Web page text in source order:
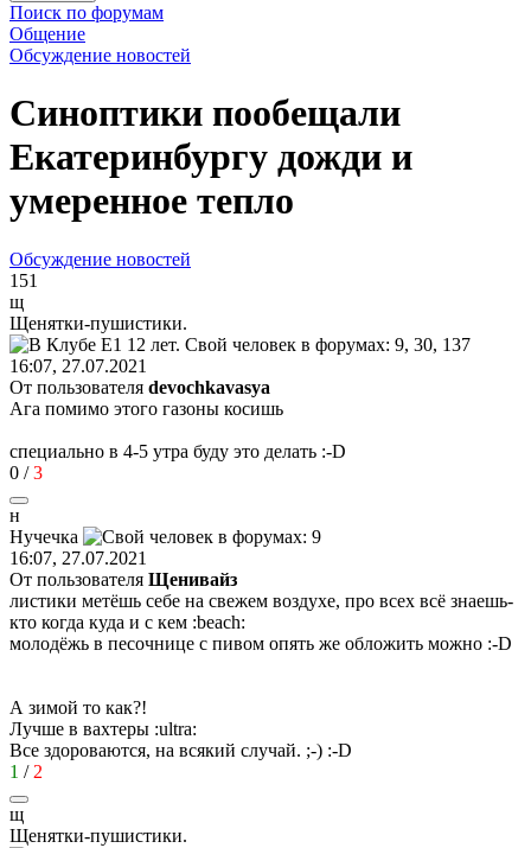
Поиск по форумам
Общение
Обсуждение новостей
Синоптики пообещали
Екатеринбургу дожди и
умеренное тепло
Обсуждение новостей
151
щ
Щенятки-пушистики.
16:07, 27.07.2021
От пользователя devochkavasya
Ага помимо этого газоны косишь
специально в 4-5 утра буду это делать :-D
0 /3
н
Нучечка
16:07, 27.07.2021
От пользователя Щенивайз
листики метёшь себе на свежем воздухе, про всех всё знаешь-
кто когда куда и с кем :beach:
молодёжь в песочнице с пивом опять же обложить можно :-D
А зимой то как?!
Лучше в вахтеры :ultra:
Все здороваются, на всякий случай. ;-) :-D
1 / 2
щ
Щенятки-пушистики.